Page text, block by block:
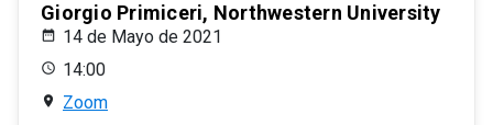
Giorgio Primiceri, Northwestern University
14 de Mayo de 2021
14:00
Zoom